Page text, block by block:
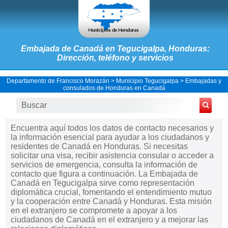
Embajada de Canadá en Tegucigalpa, Honduras:
Dirección, teléfono y servicios
Departamento de Francisco Morazán > Municipio Tegucigalpa > Embajadas y
consulados de Honduras en Canadá
Encuentra aquí todos los datos de contacto necesarios y
la información esencial para ayudar a los ciudadanos y
residentes de Canadá en Honduras. Si necesitas
solicitar una visa, recibir asistencia consular o acceder a
servicios de emergencia, consulta la información de
contacto que figura a continuación. La Embajada de
Canadá en Tegucigalpa sirve como representación
diplomática crucial, fomentando el entendimiento mutuo
y la cooperación entre Canadá y Honduras. Esta misión
en el extranjero se compromete a apoyar a los
ciudadanos de Canadá en el extranjero y a mejorar las